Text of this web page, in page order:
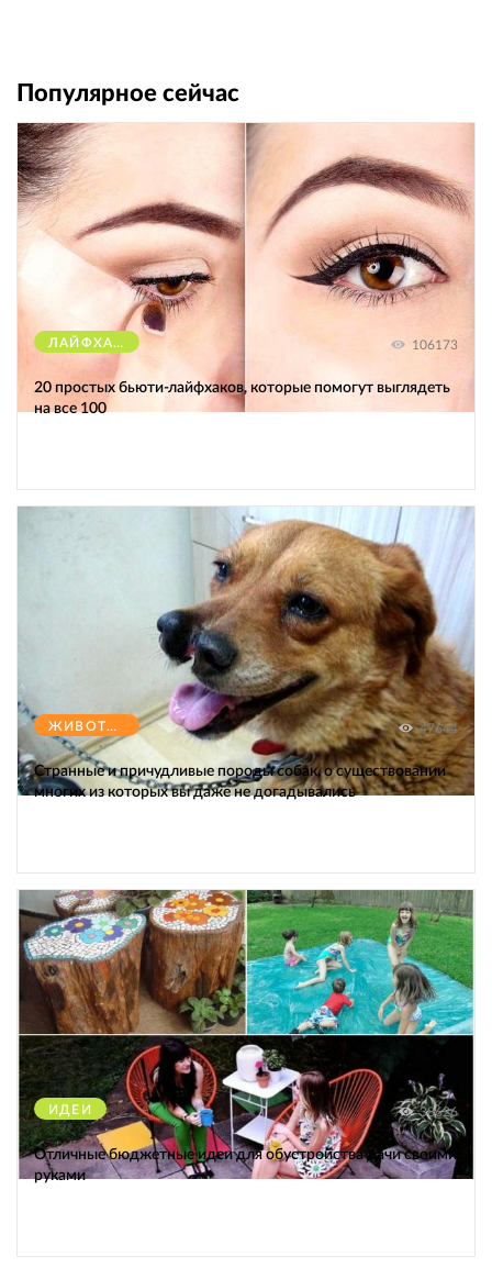
Популярное сейчас
ЛАЙФХАКИ 106173
20 простых бьюти-лайфхаков, которые помогут выглядеть
на все 100
ЖИВОТНЫЕ 47644
Странные и причудливые породы собак, о существовании
многих из которых вы даже не догадывались
ИДЕИ 38626
Отличные бюджетные идеи для обустройства дачи своими
руками